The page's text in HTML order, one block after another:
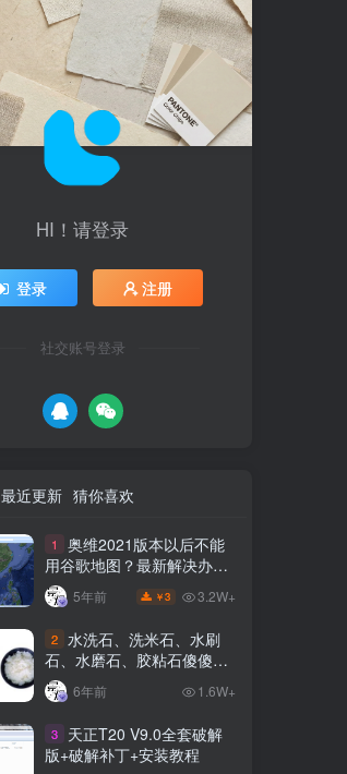
HI！请登录
登录 注册
社交账号登录
最近更新 猜你喜欢
1
奥维2021版本以后不能
用谷歌地图？最新解决办法
苹果安卓电脑
5年前 ￥3 3.2W+
2 水洗石、洗米石、水刷
石、水磨石、胶粘石傻傻分
不清楚
6年前 1.6W+
3
天正T20 V9.0全套破解
版+破解补丁+安装教程